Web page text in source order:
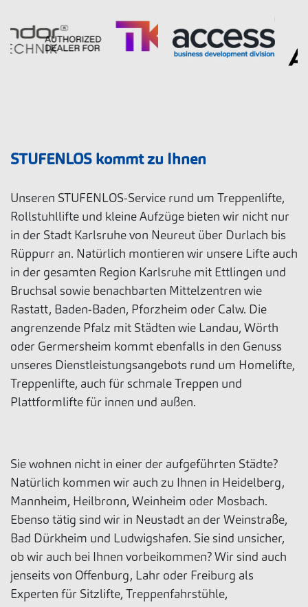
STUFENLOS kommt zu Ihnen
Unseren STUFENLOS-Service rund um Treppenlifte,
Rollstuhllifte und kleine Aufzüge bieten wir nicht nur
in der Stadt Karlsruhe von Neureut über Durlach bis
Rüppurr an. Natürlich montieren wir unsere Lifte auch
in der gesamten Region Karlsruhe mit Ettlingen und
Bruchsal sowie benachbarten Mittelzentren wie
Rastatt, Baden-Baden, Pforzheim oder Calw. Die
angrenzende Pfalz mit Städten wie Landau, Wörth
oder Germersheim kommt ebenfalls in den Genuss
unseres Dienstleistungsangebots rund um Homelifte,
Treppenlifte, auch für schmale Treppen und
Plattformlifte für innen und außen.
Sie wohnen nicht in einer der aufgeführten Städte?
Natürlich kommen wir auch zu Ihnen in Heidelberg,
Mannheim, Heilbronn, Weinheim oder Mosbach.
Ebenso tätig sind wir in Neustadt an der Weinstraße,
Bad Dürkheim und Ludwigshafen. Sie sind unsicher,
ob wir auch bei Ihnen vorbeikommen? Wir sind auch
jenseits von Offenburg, Lahr oder Freiburg als
Experten für Sitzlifte, Treppenfahrstühle,